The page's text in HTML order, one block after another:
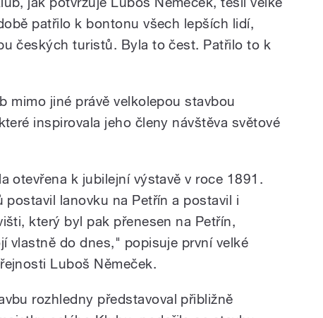
patřilo k bontonu všech lepších lidí,
českých turistů. Byla to čest. Patřilo to k
mimo jiné právě velkolepou stavbou
inspirovala jeho členy návštěva světové
otevřena k jubilejní výstavě v roce 1891.
lanovku na Petřín a postavil i
který byl pak přenesen na Petřín,
vlastně do dnes," popisuje první velké
Luboš Němeček.
rozhledny představoval přibližně